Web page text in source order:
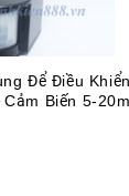
Để Điều
Biến 5-20m